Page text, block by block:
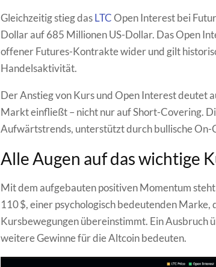
Gleichzeitig stieg dasLTCOpen Interest bei
Dollar auf 685 Millionen US-Dollar. Das Open
offener Futures-Kontrakte wider und gilt
Handelsaktivität.
Der Anstieg von Kurs und Open Interest deutet
Markt einfließt – nicht nur auf Short-Covering.
Aufwärtstrends, unterstützt durch bullische
Alle Augen auf das wichtige
Mit dem aufgebauten positiven Momentum steht
110 $, einer psychologisch bedeutenden
Kursbewegungen übereinstimmt. Ein Ausbruch
weitere Gewinne für die Altcoin bedeuten.